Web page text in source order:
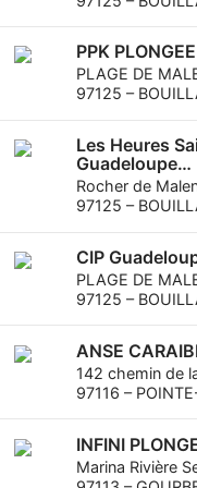
PPK
PLAGE DE
97125 –
Les Heures
Guadeloupe
Plongez dans
Rocher de
97125 –
CIP
PLAGE DE
97125 –
ANSE
142 chemin de
97116 –
INFINI
Marina Rivière